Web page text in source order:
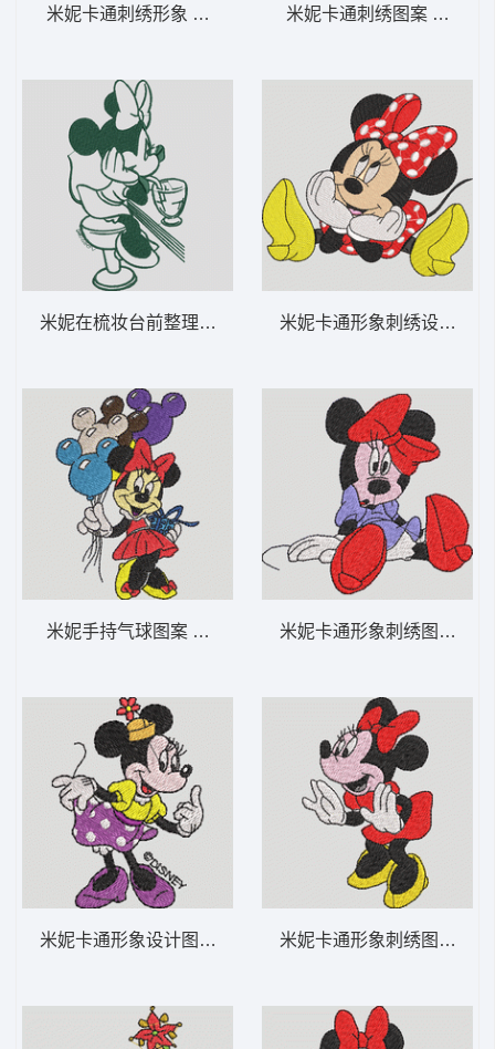
米妮卡通刺绣形象 米妮 36-DST格式
米妮在梳妆台前整理头发 米妮 35-DST格式
米妮手持气球图案 米妮 34-DST格式
米妮卡通形象设计图 米妮 33-DST格式
米妮卡通刺绣图案 米妮
米妮卡通形象刺绣设计 米
米妮卡通形象刺绣图 米妮
米妮卡通形象刺绣图案 米